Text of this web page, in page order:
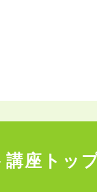
講座トッ